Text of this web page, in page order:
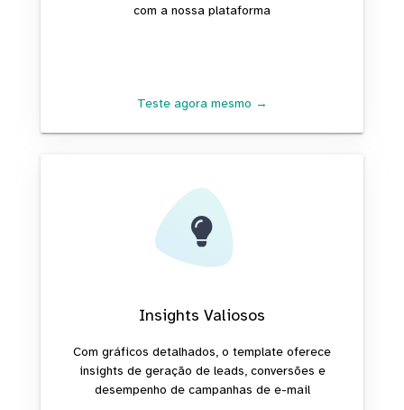
com a nossa plataforma
Teste agora mesmo →
Insights Valiosos
Com gráficos detalhados, o template oferece
insights de geração de leads, conversões e
desempenho de campanhas de e-mail